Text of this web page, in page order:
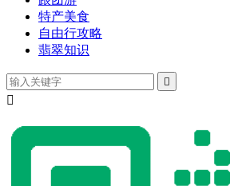
特产美食
自由行攻略
翡翠知识

